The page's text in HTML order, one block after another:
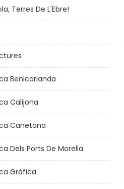
Terres De L'Ebre!
Benicarlanda
Calijona
Canetana
Dels Ports De Morella
Gràfica